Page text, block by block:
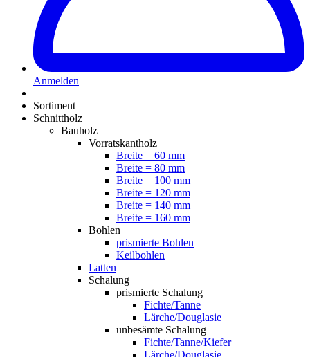
Anmelden
Sortiment
Schnittholz
Bauholz
Vorratskantholz
Breite = 60 mm
Breite = 80 mm
Breite = 100 mm
Breite = 120 mm
Breite = 140 mm
Breite = 160 mm
Bohlen
prismierte Bohlen
Keilbohlen
Latten
Schalung
prismierte Schalung
Fichte/Tanne
Lärche/Douglasie
unbesämte Schalung
Fichte/Tanne/Kiefer
Lärche/Douglasie